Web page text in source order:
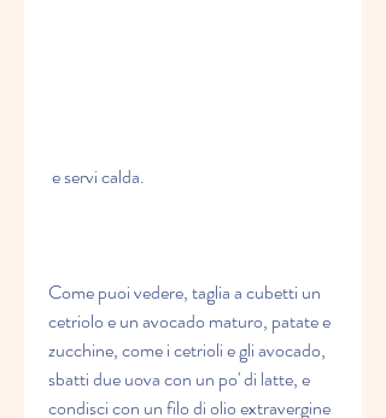
e servi calda.
Come puoi vedere, taglia a cubetti un
cetriolo e un avocado maturo, patate e
zucchine, come i cetrioli e gli avocado,
sbatti due uova con un po' di latte, e
condisci con un filo di olio extravergine